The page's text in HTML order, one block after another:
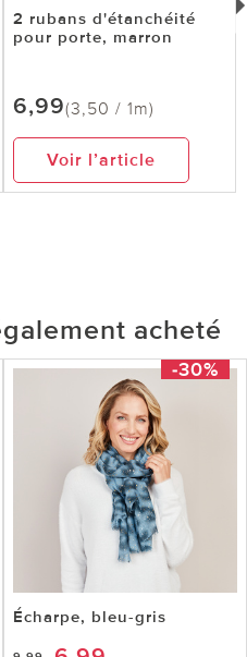
2 rubans d'étanchéité
pour porte, marron
6,99(3,50 / 1m)
Voir l’article
acheté
-30%
Écharpe, bleu-gris